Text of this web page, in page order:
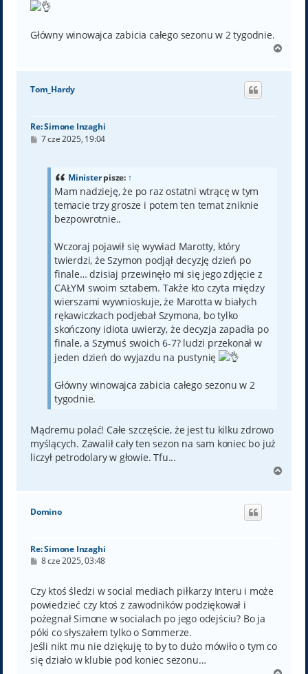
Główny winowajca zabicia całego sezonu w 2 tygodnie.
g
Tom_Hardy
Re: Simone Inzaghi
P7 cze 2025, 19:04
Ministerpisze: ↑
Mam nadzieję, że po raz ostatni wtrącę w tym
temacie trzy grosze i potem ten temat zniknie
bezpowrotnie..
Wczoraj pojawił się wywiad Marotty, który
twierdzi, że Szymon podjął decyzję dzień po
finale… dzisiaj przewinęło mi się jego zdjęcie z
CAŁYM swoim sztabem. Także kto czyta między
wierszami wywnioskuje, że Marotta w białych
rękawiczkach podjebał Szymona, bo tylko
skończony idiota uwierzy, że decyzja zapadła po
finale, a Szymuś swoich 6-7? ludzi przekonał w
jeden dzień do wyjazdu na pustynię
Główny winowajca zabicia całego sezonu w 2
tygodnie.
Mądremu polać! Całe szczęście, że jest tu kilku zdrowo
myślących. Zawalił cały ten sezon na sam koniec bo już
liczył petrodolary w głowie. Tfu...
g
Domino
Re: Simone Inzaghi
P
t
8 cze 2025, 03:48
Czy ktoś śledzi w social mediach piłkarzy Interu i może
powiedzieć czy ktoś z zawodników podziękował i
pożegnał Simone w socialach po jego odejściu? Bo ja
póki co słyszałem tylko o Sommerze.
Jeśli nikt mu nie dziękuję to by to dużo mówiło o tym co
się działo w klubie pod koniec sezonu…